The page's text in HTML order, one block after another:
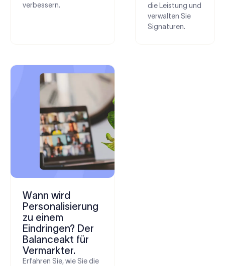
verbessern.
die Leistung und
verwalten Sie
Signaturen.
Wann wird
Personalisierung
zu einem
Eindringen? Der
Balanceakt für
Vermarkter.
Erfahren Sie, wie Sie die